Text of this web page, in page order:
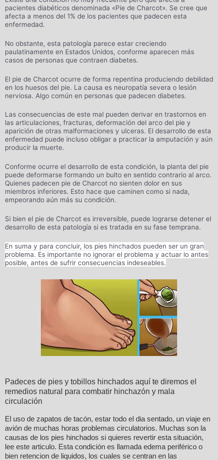
pacientes diabéticos denominada «Pie de Charcot». Se cree que
afecta a menos del 1% de los pacientes que padecen esta
enfermedad.
No obstante, esta patología parece estar creciendo
paulatinamente en Estados Unidos, conforme aparecen más
casos de personas que contraen diabetes.
El pie de Charcot ocurre de forma repentina produciendo debilidad
en los huesos del pie. La causa es neuropatía severa o lesión
nerviosa. Algo común en personas que padecen diabetes.
Las consecuencias de este mal pueden derivar en trastornos en
las articulaciones, fracturas, deformación del arco del pie y
aparición de otras malformaciones y ulceras. El desarrollo de esta
enfermedad puede incluso obligar a practicar la amputación y aún
producir la muerte.
Conforme ocurre el desarrollo de esta condición, la planta del pie
puede deformarse formando un bulto en sentido contrario al arco.
Quienes padecen pie de Charcot no sienten dolor en sus
miembros inferiores. Esto hace que caminen como si nada,
empeorando aún más su condición.
Si bien el pie de Charcot es irreversible, puede lograrse detener el
desarrollo de esta patología si es tratada en su fase temprana.
En suma y para concluir, los pies hinchados pueden ser un gran
problema. Es importante no ignorar el problema y actuar lo antes
posible, antes de sufrir consecuencias indeseables.
Padeces de pies y tobillos hinchados aquí te diremos el
remedios natural para combatir hinchazón y mala
circulación
El uso de zapatos de tacón, estar todo el dia sentado, un viaje en
avión de muchas horas problemas circulatorios. Muchas son la
causas de los pies hinchados si quieres revertir esta situación,
lee este articulo. Esta condición es llamada edema periférico o
bien retencion de liquidos, los cuales se centran en las